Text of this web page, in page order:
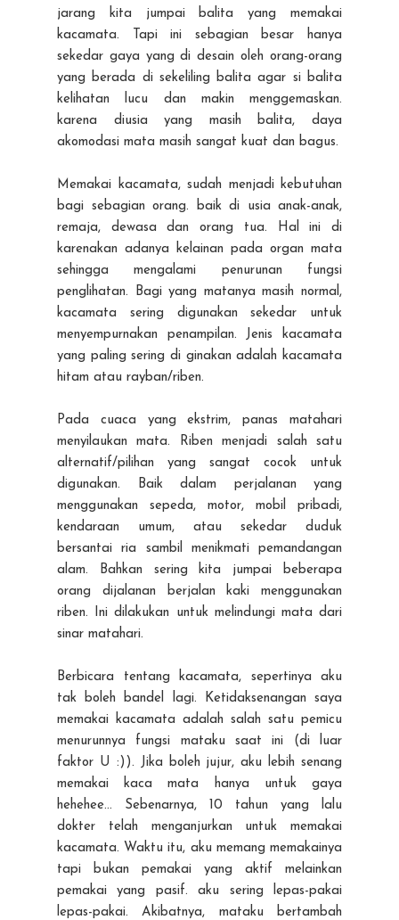
jarang kita jumpai balita yang memakai
kacamata. Tapi ini sebagian besar hanya
sekedar gaya yang di desain oleh orang-orang
yang berada di sekeliling balita agar si balita
kelihatan lucu dan makin menggemaskan.
karena diusia yang masih balita, daya
akomodasi mata masih sangat kuat dan bagus.
Memakai kacamata, sudah menjadi kebutuhan
bagi sebagian orang. baik di usia anak-anak,
remaja, dewasa dan orang tua. Hal ini di
karenakan adanya kelainan pada organ mata
sehingga mengalami penurunan fungsi
penglihatan. Bagi yang matanya masih normal,
kacamata sering digunakan sekedar untuk
menyempurnakan penampilan. Jenis kacamata
yang paling sering di ginakan adalah kacamata
hitam atau rayban/riben.
Pada cuaca yang ekstrim, panas matahari
menyilaukan mata. Riben menjadi salah satu
alternatif/pilihan yang sangat cocok untuk
digunakan. Baik dalam perjalanan yang
menggunakan sepeda, motor, mobil pribadi,
kendaraan umum, atau sekedar duduk
bersantai ria sambil menikmati pemandangan
alam. Bahkan sering kita jumpai beberapa
orang dijalanan berjalan kaki menggunakan
riben. Ini dilakukan untuk melindungi mata dari
sinar matahari.
Berbicara tentang kacamata, sepertinya aku
tak boleh bandel lagi. Ketidaksenangan saya
memakai kacamata adalah salah satu pemicu
menurunnya fungsi mataku saat ini (di luar
faktor U :)). Jika boleh jujur, aku lebih senang
memakai kaca mata hanya untuk gaya
hehehee... Sebenarnya, 10 tahun yang lalu
dokter telah menganjurkan untuk memakai
kacamata. Waktu itu, aku memang memakainya
tapi bukan pemakai yang aktif melainkan
pemakai yang pasif. aku sering lepas-pakai
lepas-pakai. Akibatnya, mataku bertambah